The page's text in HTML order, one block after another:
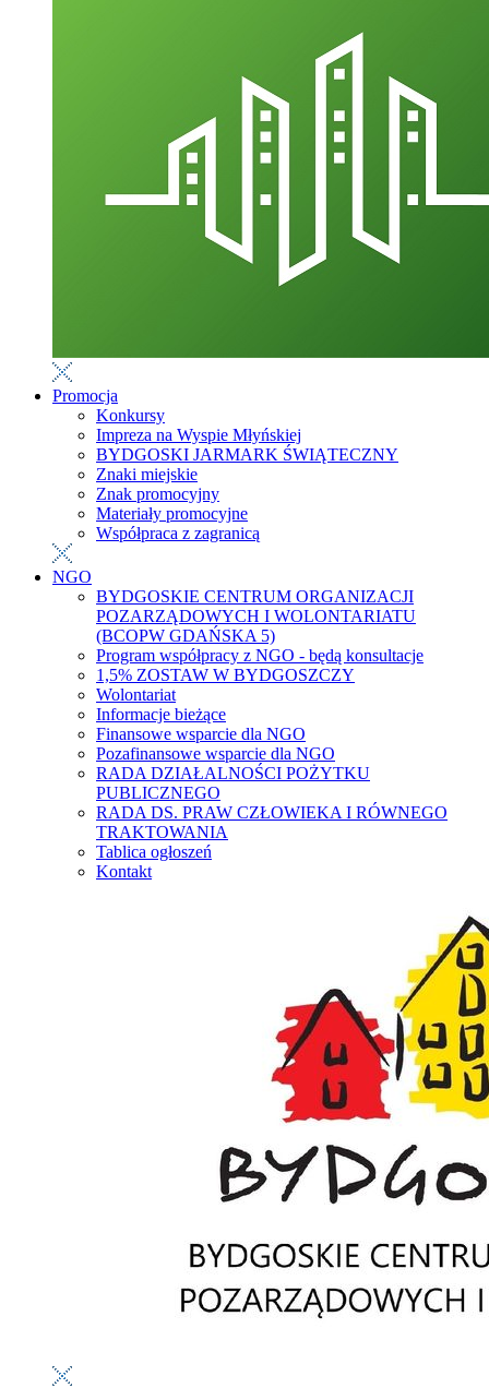
Promocja
Konkursy
Impreza na Wyspie Młyńskiej
BYDGOSKI JARMARK ŚWIĄTECZNY
Znaki miejskie
Znak promocyjny
Materiały promocyjne
Współpraca z zagranicą
NGO
BYDGOSKIE CENTRUM ORGANIZACJI
POZARZĄDOWYCH I WOLONTARIATU
(BCOPW GDAŃSKA 5)
Program współpracy z NGO - będą konsultacje
1,5% ZOSTAW W BYDGOSZCZY
Wolontariat
Informacje bieżące
Finansowe wsparcie dla NGO
Pozafinansowe wsparcie dla NGO
RADA DZIAŁALNOŚCI POŻYTKU
PUBLICZNEGO
RADA DS. PRAW CZŁOWIEKA I RÓWNEGO
TRAKTOWANIA
Tablica ogłoszeń
Kontakt